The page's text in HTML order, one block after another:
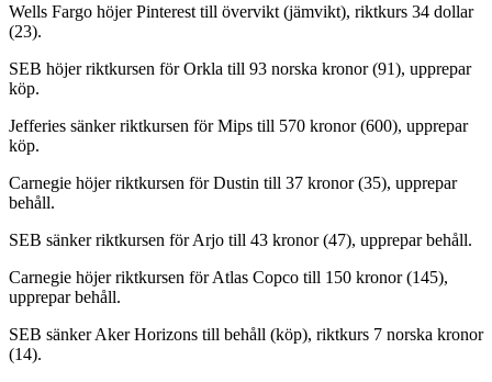
Wells Fargo höjer Pinterest till övervikt (jämvikt), riktkurs 34 dollar
(23).
SEB höjer riktkursen för Orkla till 93 norska kronor (91), upprepar
köp.
Jefferies sänker riktkursen för Mips till 570 kronor (600), upprepar
köp.
Carnegie höjer riktkursen för Dustin till 37 kronor (35), upprepar
behåll.
SEB sänker riktkursen för Arjo till 43 kronor (47), upprepar behåll.
Carnegie höjer riktkursen för Atlas Copco till 150 kronor (145),
upprepar behåll.
SEB sänker Aker Horizons till behåll (köp), riktkurs 7 norska kronor
(14).